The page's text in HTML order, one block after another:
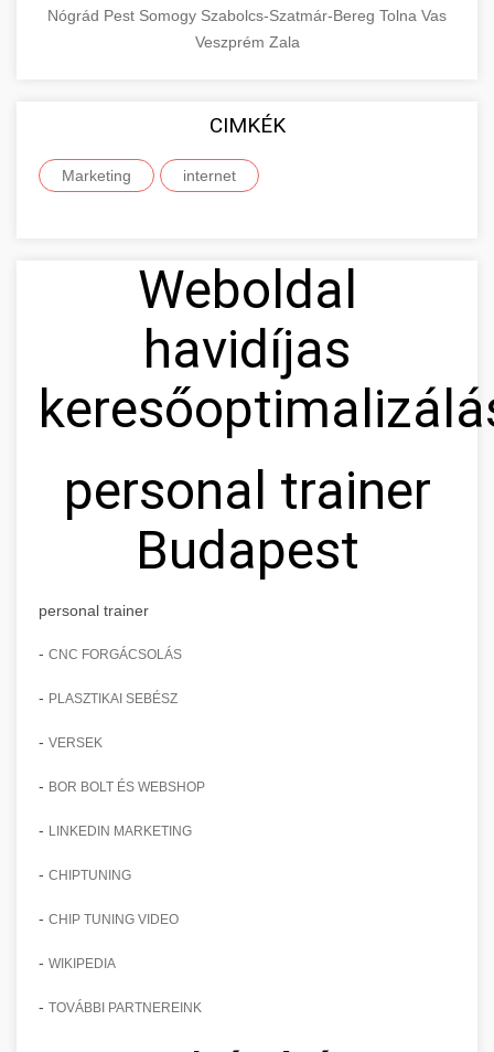
Nógrád Pest Somogy Szabolcs-Szatmár-Bereg Tolna Vas
Veszprém Zala
CIMKÉK
Marketing internet
Weboldal
havidíjas
personal trainer
Budapest
personal trainer
- CNC FORGÁCSOLÁS
- PLASZTIKAI SEBÉSZ
- VERSEK
- BOR BOLT ÉS WEBSHOP
- LINKEDIN MARKETING
- CHIPTUNING
- CHIP TUNING VIDEO
- WIKIPEDIA
- TOVÁBBI PARTNEREINK